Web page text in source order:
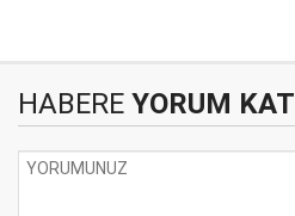
HABERE YORUM KAT